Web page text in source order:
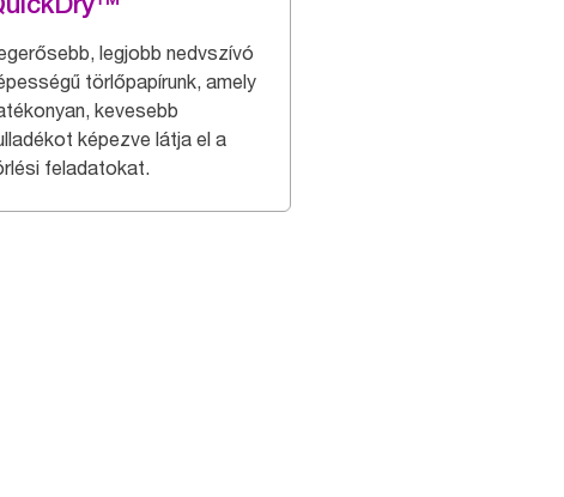
legjobb nedvszívó
törlőpapírunk, amely
kevesebb
képezve látja el a
feladatokat.